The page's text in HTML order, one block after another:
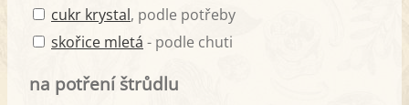
cukr krystal, podle potřeby
skořice mletá - podle chuti
na potření štrůdlu